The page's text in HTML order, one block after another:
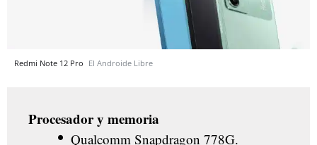
Redmi Note 12 Pro El Androide Libre
Procesador y memoria
Qualcomm Snapdragon 778G.